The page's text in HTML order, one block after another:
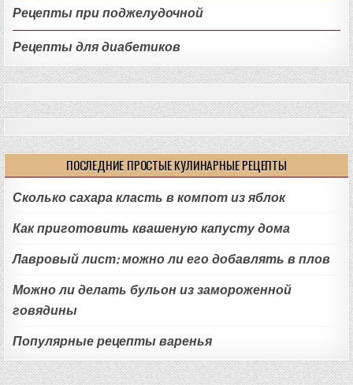
Рецепты при поджелудочной
Рецепты для диабетиков
ПОСЛЕДНИЕ ПРОСТЫЕ КУЛИНАРНЫЕ РЕЦЕПТЫ
Сколько сахара класть в компот из яблок
Как приготовить квашеную капусту дома
Лавровый лист: можно ли его добавлять в плов
Можно ли делать бульон из замороженной
говядины
Популярные рецепты варенья